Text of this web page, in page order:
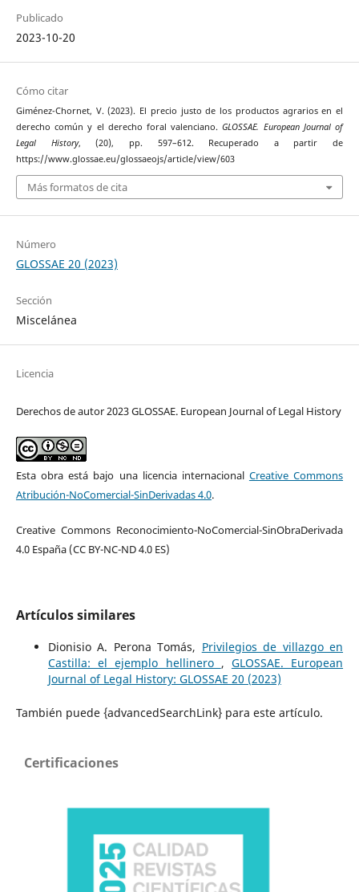
Publicado
2023-10-20
Cómo citar
Giménez-Chornet, V. (2023). El precio justo de los productos agrarios en el
derecho común y el derecho foral valenciano.GLOSSAE. European Journal of
Legal History, (20), pp. 597–612. Recuperado a partir de
https://www.glossae.eu/glossaeojs/article/view/603
Más formatos de cita
Número
GLOSSAE 20 (2023)
Sección
Miscelánea
Licencia
Derechos de autor 2023 GLOSSAE. European Journal of Legal History
Esta obra está bajo una licencia internacional Creative Commons
Atribución-NoComercial-SinDerivadas 4.0.
Creative Commons Reconocimiento-NoComercial-SinObraDerivada
4.0 España (CC BY-NC-ND 4.0 ES)
Artículos similares
Dionisio A. Perona Tomás, Privilegios de villazgo en
Castilla: el ejemplo hellinero , GLOSSAE. European
Journal of Legal History: GLOSSAE 20 (2023)
También puede {advancedSearchLink} para este artículo.
Certificaciones